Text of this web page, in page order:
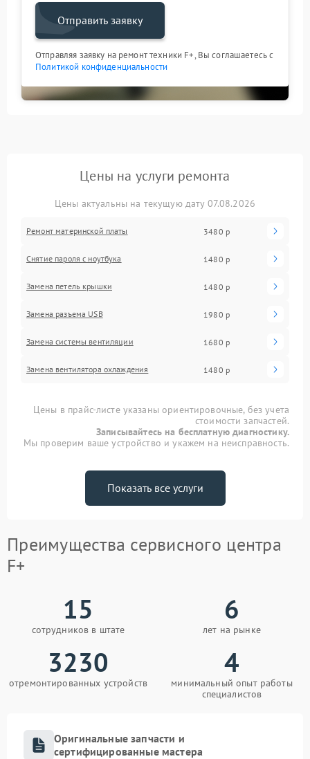
Отправить заявку
Отправляя заявку на ремонт техники F+, Вы соглашаетесь с
Политикой конфиденциальности
Цены на услуги ремонта
Цены актуальны на текущую дату 07.08.2026
Ремонт материнской платы 3480 р
Снятие пароля с ноутбука 1480 р
Замена петель крышки 1480 р
Замена разъема USB 1980 р
Замена системы вентиляции 1680 р
Замена вентилятора охлаждения 1480 р
Цены в прайс-листе указаны ориентировочные, без учета
стоимости запчастей.
Записывайтесь на бесплатную диагностику.
Мы проверим ваше устройство и укажем на неисправность.
Показать все услуги
Преимущества сервисного центра
F+
15
сотрудников в штате
6
лет на рынке
3230
отремонтированных устройств
4
минимальный опыт работы
специалистов
Оригинальные запчасти и
сертифицированные мастера